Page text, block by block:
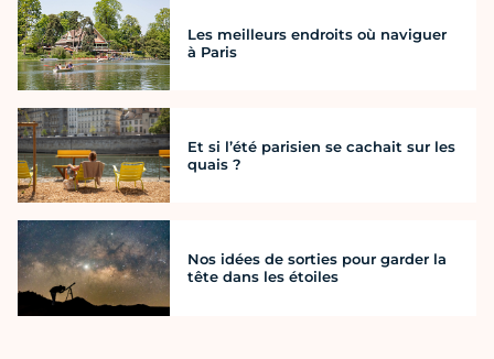
Les meilleurs endroits où naviguer
à Paris
Et si l’été parisien se cachait sur les
quais ?
Nos idées de sorties pour garder la
tête dans les étoiles